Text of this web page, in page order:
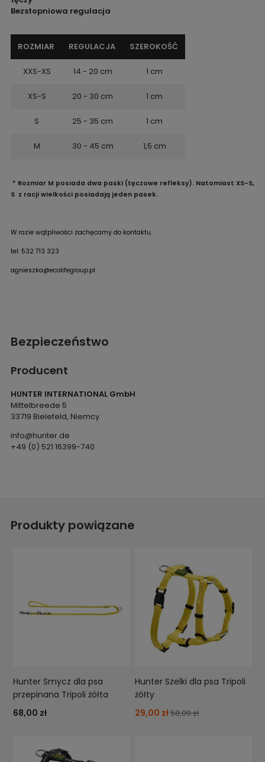
Bezstopniowa regulacja
ROZMIAR REGULACJA SZEROKOŚĆ
XXS-XS 14 - 20 cm 1 cm
XS-S 20 - 30 cm 1 cm
S 25 - 35 cm 1 cm
M 30 - 45 cm 1,5 cm
* Rozmiar M posiada dwa paski (tęczowe refleksy). Natomiast XS-S,
S z racji wielkości posiadają jeden pasek.
W razie wątpliwości zachęcamy do kontaktu.
tel: 532 713 323
agnieszka@ecolifegroup.pl
Bezpieczeństwo
Producent
HUNTER INTERNATIONAL GmbH
Mittelbreede 5
33719 Bielefeld, Niemcy
info@hunter.de
+49 (0) 521 16399-740
Produkty powiązane
Hunter Smycz dla psa
przepinana Tripoli żółta
68,00 zł
Hunter Szelki dla psa Tripoli
żółty
29,00 zł58,00 zł